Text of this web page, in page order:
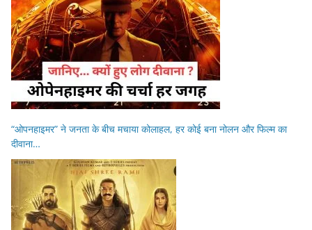
“ओपनहाइमर” ने जनता के बीच मचाया कोलाहल, हर कोई बना नोलन और फिल्म का
दीवाना…